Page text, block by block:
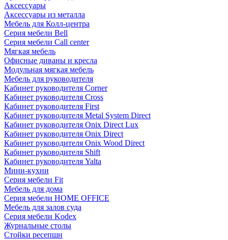
Аксессуары
Аксессуары из металла
Мебель для Колл-центра
Серия мебели Bell
Серия мебели Call center
Мягкая мебель
Офисные диваны и кресла
Модульная мягкая мебель
Мебель для руководителя
Кабинет руководителя Corner
Кабинет руководителя Cross
Кабинет руководителя First
Кабинет руководителя Metal System Direct
Кабинет руководителя Onix Direct Lux
Кабинет руководителя Onix Direct
Кабинет руководителя Onix Wood Direct
Кабинет руководителя Shift
Кабинет руководителя Yalta
Мини-кухни
Серия мебели Fit
Мебель для дома
Серия мебели HOME OFFICE
Мебель для залов суда
Серия мебели Kodex
Журнальные столы
Стойки ресепшн